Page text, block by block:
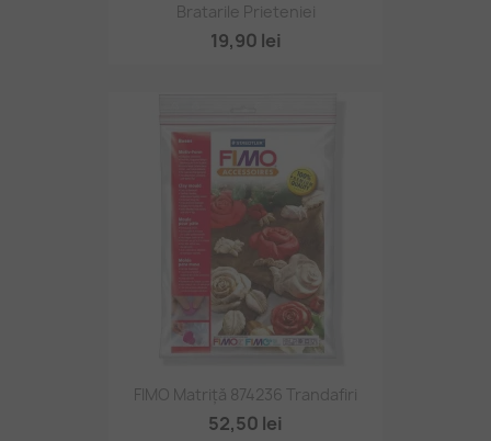
Bratarile Prieteniei
19,90 lei
FIMO Matriță 874236 Trandafiri
52,50 lei